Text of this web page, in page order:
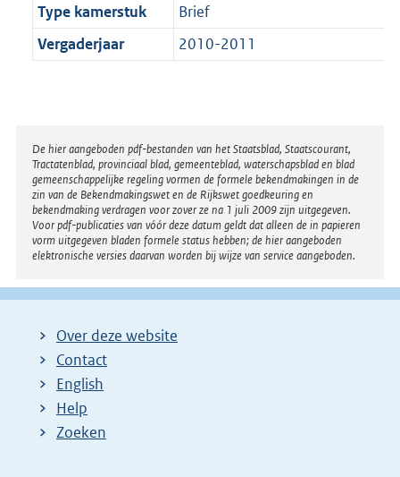
Type kamerstuk
Brief
Vergaderjaar
2010-2011
Disclaimer
De hier aangeboden pdf-bestanden van het Staatsblad, Staatscourant,
Tractatenblad, provinciaal blad, gemeenteblad, waterschapsblad en blad
gemeenschappelijke regeling vormen de formele bekendmakingen in de
zin van de Bekendmakingswet en de Rijkswet goedkeuring en
bekendmaking verdragen voor zover ze na 1 juli 2009 zijn uitgegeven.
Voor pdf-publicaties van vóór deze datum geldt dat alleen de in papieren
vorm uitgegeven bladen formele status hebben; de hier aangeboden
elektronische versies daarvan worden bij wijze van service aangeboden.
Over deze website
Contact
English
Help
Zoeken